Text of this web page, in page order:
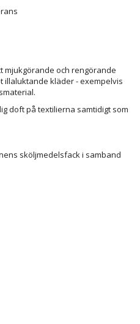
mjukgörande och rengörande
illaluktande kläder - exempelvis
doft på textilierna samtidigt som
sköljmedelsfack i samband